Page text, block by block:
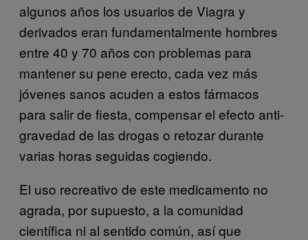
algunos años los usuarios de Viagra y
derivados eran fundamentalmente hombres
entre 40 y 70 años con problemas para
mantener su pene erecto, cada vez más
jóvenes sanos acuden a estos fármacos
para salir de fiesta, compensar el efecto anti-
gravedad de las drogas o retozar durante
varias horas seguidas cogiendo.
El uso recreativo de este medicamento no
agrada, por supuesto, a la comunidad
científica ni al sentido común, así que